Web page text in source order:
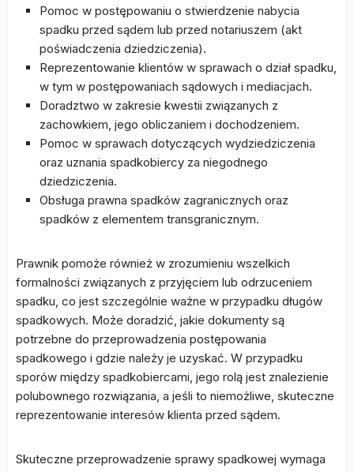
Pomoc w postępowaniu o stwierdzenie nabycia
spadku przed sądem lub przed notariuszem (akt
poświadczenia dziedziczenia).
Reprezentowanie klientów w sprawach o dział spadku,
w tym w postępowaniach sądowych i mediacjach.
Doradztwo w zakresie kwestii związanych z
zachowkiem, jego obliczaniem i dochodzeniem.
Pomoc w sprawach dotyczących wydziedziczenia
oraz uznania spadkobiercy za niegodnego
dziedziczenia.
Obsługa prawna spadków zagranicznych oraz
spadków z elementem transgranicznym.
Prawnik pomoże również w zrozumieniu wszelkich
formalności związanych z przyjęciem lub odrzuceniem
spadku, co jest szczególnie ważne w przypadku długów
spadkowych. Może doradzić, jakie dokumenty są
potrzebne do przeprowadzenia postępowania
spadkowego i gdzie należy je uzyskać. W przypadku
sporów między spadkobiercami, jego rolą jest znalezienie
polubownego rozwiązania, a jeśli to niemożliwe, skuteczne
reprezentowanie interesów klienta przed sądem.
Skuteczne przeprowadzenie sprawy spadkowej wymaga